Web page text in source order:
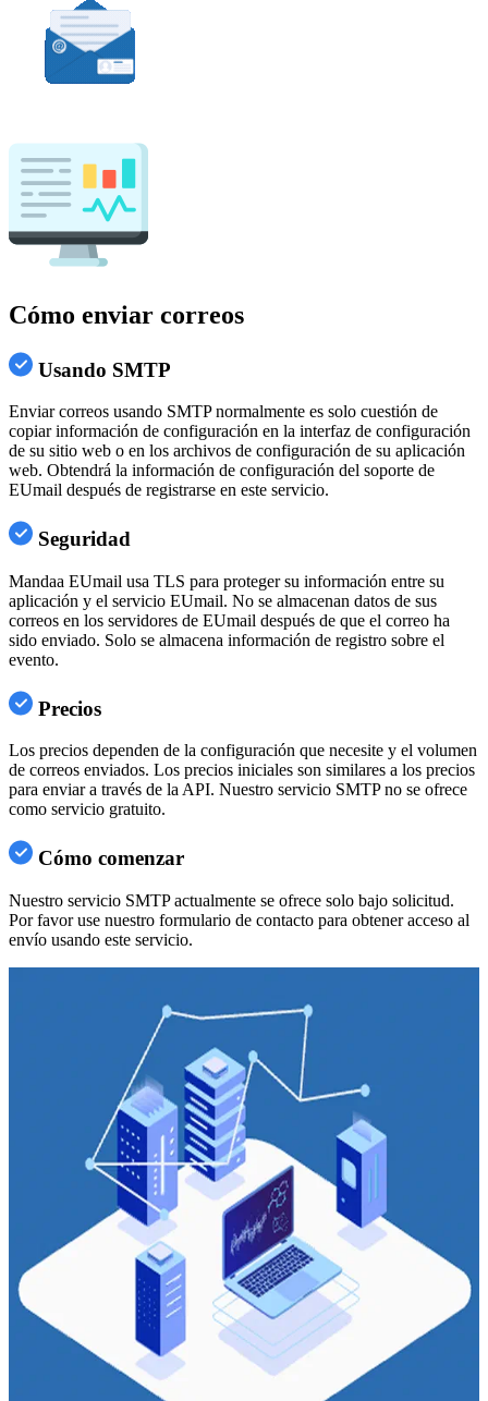
Cómo enviar correos
Usando SMTP
Enviar correos usando SMTP normalmente es solo cuestión de
copiar información de configuración en la interfaz de configuración
de su sitio web o en los archivos de configuración de su aplicación
web. Obtendrá la información de configuración del soporte de
EUmail después de registrarse en este servicio.
Seguridad
Mandaa EUmail usa TLS para proteger su información entre su
aplicación y el servicio EUmail. No se almacenan datos de sus
correos en los servidores de EUmail después de que el correo ha
sido enviado. Solo se almacena información de registro sobre el
evento.
Precios
Los precios dependen de la configuración que necesite y el volumen
de correos enviados. Los precios iniciales son similares a los precios
para enviar a través de la API. Nuestro servicio SMTP no se ofrece
como servicio gratuito.
Cómo comenzar
Nuestro servicio SMTP actualmente se ofrece solo bajo solicitud.
Por favor use nuestro formulario de contacto para obtener acceso al
envío usando este servicio.